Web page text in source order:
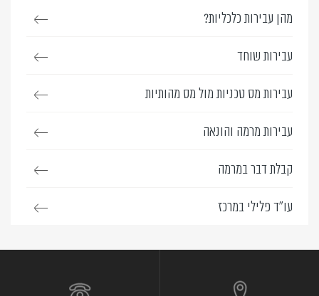
מהן עבירות כלכליות?
עבירות שוחד
עבירות מס טכניות מול מס מהותיות
עבירות מרמה והונאה
קבלת דבר במרמה
עו”ד פלילי במרכז